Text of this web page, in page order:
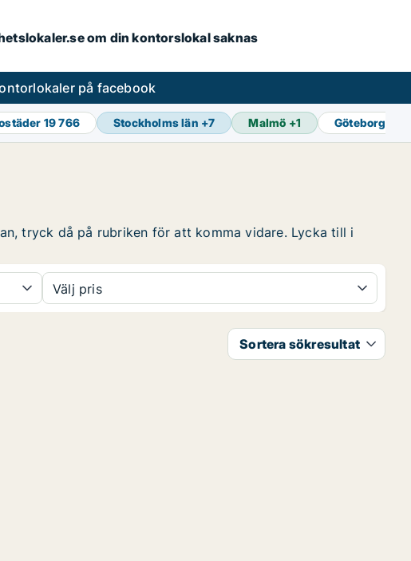
om din kontorslokal saknas
på facebook
19 766 Stockholms län +7 Malmö +1 Göteborg
tryck då på rubriken för att komma vidare. Lycka till i
Välj pris
Sortera sökresultat